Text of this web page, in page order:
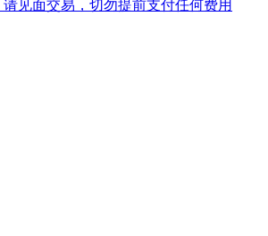
见面交易，切勿提前支付任何费用